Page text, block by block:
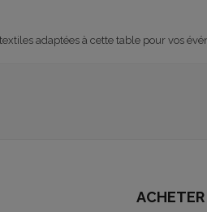
adaptées à cette table pour vos